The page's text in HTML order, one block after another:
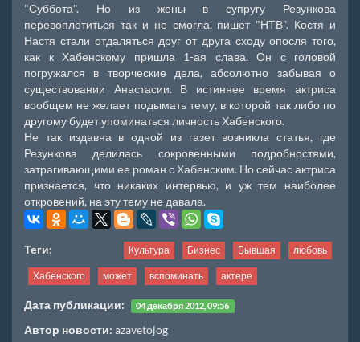
"Суббота". Но из жены в супругу Резункова
перевоплотиться так и не смогла, пишет "НТВ". Костя и
Настя стали отдаляться друг от друга сходу опосля того,
как к Хабенскому пришла 1-ая слава. Он с головой
погружался в творческие дела, абсолютно забывая о
существовании Анастасии. В истиннее время актриса
вообщем не желает подымать тему, в которой так либо по
другому будет упоминаться личность Хабенского.
Не так издавна в одной из газет возникла статья, где
Резункова делилась сокровенными подробностями,
затрагивающими ее роман с Хабенским. Но сейчас актриса
признается, что никаких интервью, и уж тем наиболее
откровений, на эту тему не давала.
Теги: Культура Бизнес Бывшая любовь
Хабенского может вспоминать актере
Дата публикации: 04 декабря 2012, 09:56
Автор новости: azavetojog